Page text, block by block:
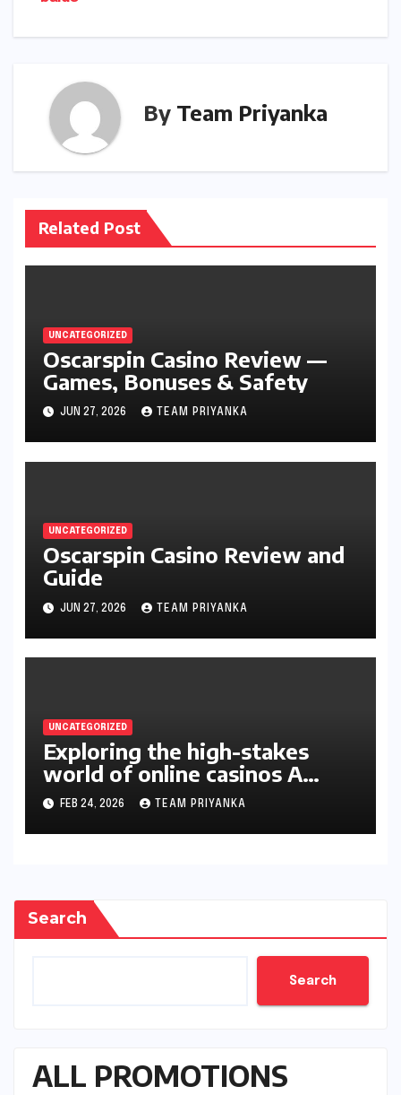
By Team Priyanka
Related Post
UNCATEGORIZED
Oscarspin Casino Review —
Games, Bonuses & Safety
JUN 27, 2026 TEAM PRIYANKA
UNCATEGORIZED
Oscarspin Casino Review and
Guide
JUN 27, 2026 TEAM PRIYANKA
UNCATEGORIZED
Exploring the high-stakes
world of online casinos A
gambler’s guide
FEB 24, 2026 TEAM PRIYANKA
Search
Search
ALL PROMOTIONS